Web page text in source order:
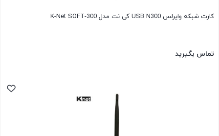
کارت شبکه وایرلس USB N300 کی نت مدل K-Net SOFT-300
تماس بگیرید